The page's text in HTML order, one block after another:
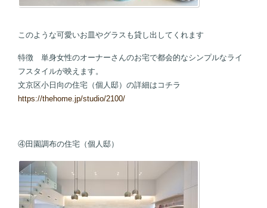
このような可愛いお皿やグラスも貸し出してくれます
特徴 単身女性のオーナーさんのお宅で都会的なシンプルなライ
フスタイルが映えます。
文京区小日向の住宅（個人邸）の詳細はコチラ
https://thehome.jp/studio/2100/
④田園調布の住宅（個人邸）